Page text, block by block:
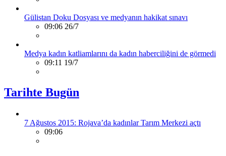
Gülistan Doku Dosyası ve medyanın hakikat sınavı
09:06 26/7
Medya kadın katliamlarını da kadın haberciliğini de görmedi
09:11 19/7
Tarihte Bugün
7 Ağustos 2015: Rojava’da kadınlar Tarım Merkezi açtı
09:06